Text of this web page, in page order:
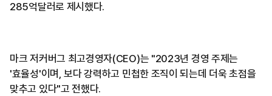
285억달러로 제시했다.
마크 저커버그 최고경영자(CEO)는 "2023년 경영 주제는
'효율성'이며, 보다 강력하고 민첩한 조직이 되는데 더욱 초점을
맞추고 있다"고 전했다.